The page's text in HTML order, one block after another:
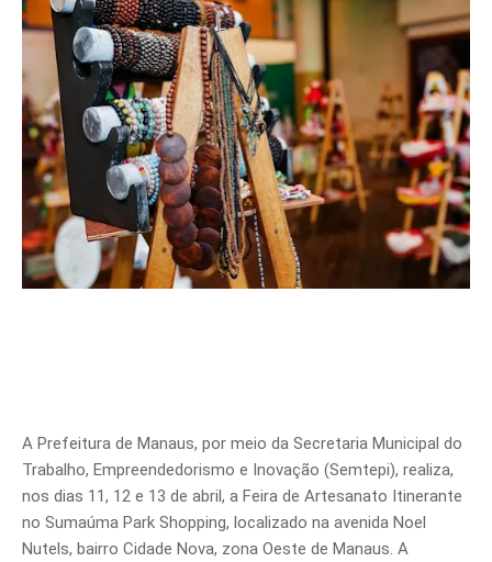
A Prefeitura de Manaus, por meio da Secretaria Municipal do
Trabalho, Empreendedorismo e Inovação (Semtepi), realiza,
nos dias 11, 12 e 13 de abril, a Feira de Artesanato Itinerante
no Sumaúma Park Shopping, localizado na avenida Noel
Nutels, bairro Cidade Nova, zona Oeste de Manaus. A